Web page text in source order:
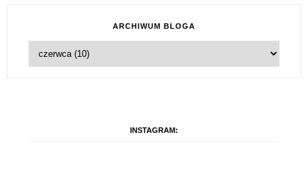
ARCHIWUM BLOGA
INSTAGRAM: